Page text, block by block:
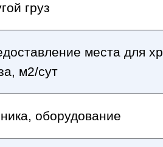
груз
места для
м2/сут
оборудование